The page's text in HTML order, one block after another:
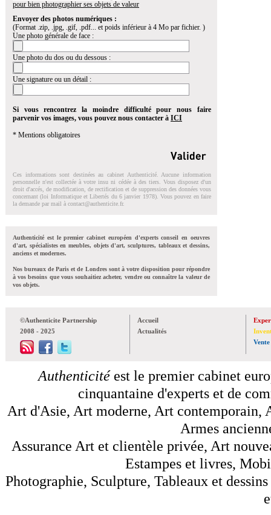
pour bien photographier ses objets de valeur
Envoyer des photos numériques :
(Format .zip, .jpg, .gif, .pdf... et poids inférieur à 4 Mo par fichier. )
Une photo générale de face :
Une photo du dos ou du dessous :
Une signature ou un détail :
Si vous rencontrez la moindre difficulté pour nous faire
parvenir vos images, vous pouvez nous contacter à ICI
* Mentions obligatoires
Ces informations sont destinées au cabinet Authenticité. Aucune information
personnelle n'est collectée à votre insu ni cédée à des tiers. Vous disposez d'un
droit d'accés, de modification, de rectification et de suppression des données vous
concernant (loi Informatique et Libertés du 6 janvier 1978). Vous pouvez en faire
la demande par mail à contact@authenticite.fr.
Authenticité est le premier cabinet européen d'experts conseil en oeuvres
d'art, spécialistes en meubles, objets d'art, sculptures, tableaux et dessins,
anciens et modernes.
Nos bureaux de Paris et de Londres sont à votre disposition pour répondre
à vos besoins que vous souhaitiez acheter, vendre ou connaître la valeur de
vos objets.
©Authenticite Partnership
2008 - 2025
Accueil
Actualités
Vente
Authenticitéest le premier cabinet
cinquantaine d'experts et de
Art d'Asie, Art moderne, Art contemporain,
Armes
Assurance Art et clientèle privée, Art
Estampes et livres,
Photographie, Sculpture, Tableaux et